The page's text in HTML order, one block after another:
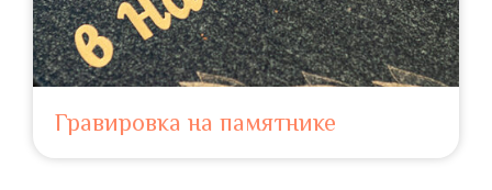
Гравировка на памятнике